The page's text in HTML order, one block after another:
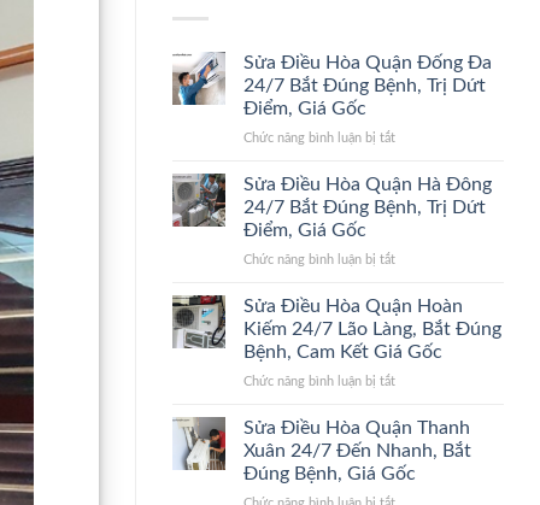
Sửa Điều Hòa Quận Đống Đa
24/7 Bắt Đúng Bệnh, Trị Dứt
Điểm, Giá Gốc
Chức năng bình luận bị tắtở
Điều
Hòa
Quận
Đa
Bắt
Đúng
Bệnh,
Dứt
Giá
Gốc
Sửa Điều Hòa Quận Hà Đông
24/7 Bắt Đúng Bệnh, Trị Dứt
Điểm, Giá Gốc
Chức năng bình luận bị tắtở
Điều
Quận
Hà
Đông
Bắt
Đúng
Bệnh,
Sửa Điều Hòa Quận Hoàn
Kiếm 24/7 Lão Làng, Bắt Đúng
Bệnh, Cam Kết Giá Gốc
Chức năng bình luận bị tắtở
Điều
Quận
Hoàn
Sửa Điều Hòa Quận Thanh
Xuân 24/7 Đến Nhanh, Bắt
Đúng Bệnh, Giá Gốc